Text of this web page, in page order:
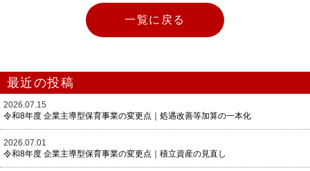
一覧に戻る
最近の投稿
令和8年度 企業主導型保育事業の変更点｜処遇改善等加算の一本化
2026.07.15
令和8年度 企業主導型保育事業の変更点｜積立資産の見直し
2026.07.01